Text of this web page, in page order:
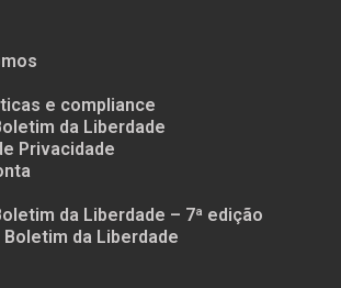
e compliance
da Liberdade
Privacidade
da Liberdade – 7ª edição
da Liberdade